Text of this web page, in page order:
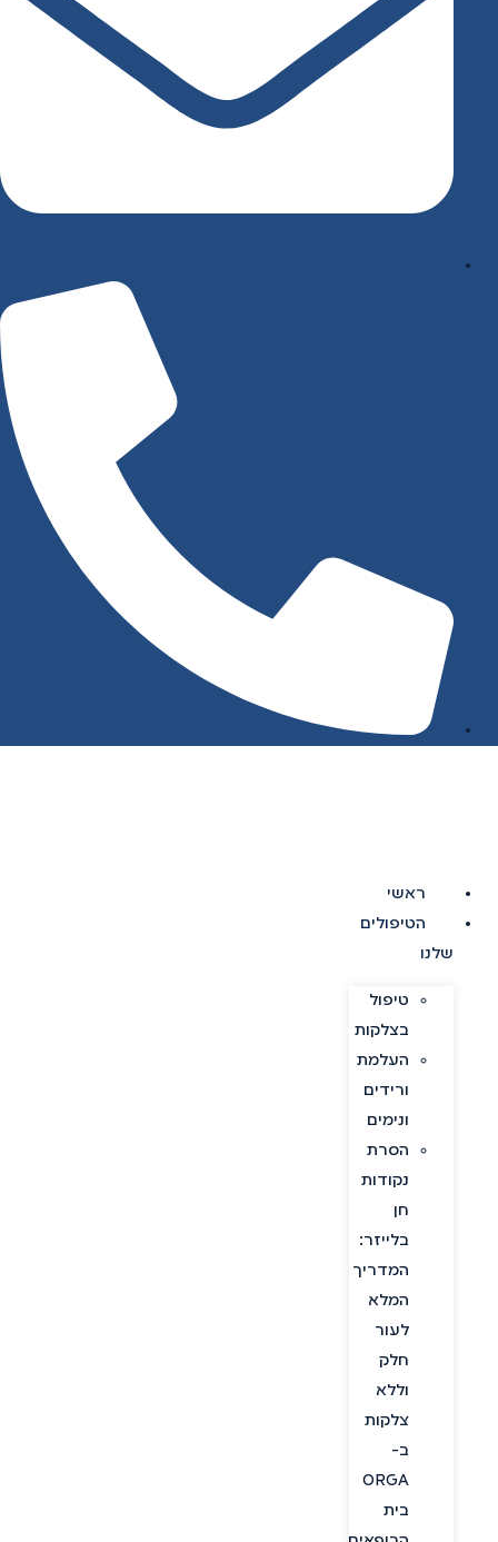
ראשי
הטיפולים
שלנו
טיפול
בצלקות
העלמת
ורידים
ונימים
הסרת
נקודות
חן
בלייזר:
המדריך
המלא
לעור
חלק
וללא
צלקות
ב-
ORGA
בית